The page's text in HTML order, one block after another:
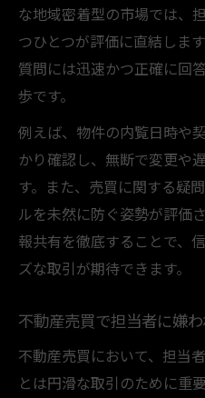
は
キャリアアップに
不動産売買を通じ
淡路市や高砂市で避け
不動産売買の現場
現場担当者が嫌が
淡路市・高砂市
不動産売買のNG
トラブル回避のた
不動産売買で絶対
現場担当者が語る
三大タブーを回避
な地域密着型の市場では、
つひとつが評価に直結しま
質問には迅速かつ正確に回
歩です。
例えば、物件の内覧日時や
かり確認し、無断で変更や
す。また、売買に関する疑
ルを未然に防ぐ姿勢が評価
報共有を徹底することで、
ズな取引が期待できます。
不動産売買で担当者に嫌
不動産売買において、担当
とは円滑な取引のために重